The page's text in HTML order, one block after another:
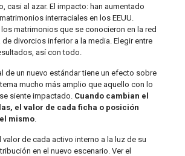
casi al azar. El impacto: han aumentado
interraciales en los EEUU.
matrimonios que se conocieron en la red
de divorcios inferior a la media. Elegir entre
así con todo.
de un nuevo estándar tiene un efecto sobre
mucho más amplio que aquello con lo
siente impactado. Cuando cambian el
el valor de cada ficha o posición
mismo.
valor de cada activo interno a la luz de su
en el nuevo escenario. Ver el